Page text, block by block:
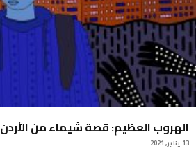
الهروب العظيم: قصة شيماء من الأردن
13 يناير, 2021